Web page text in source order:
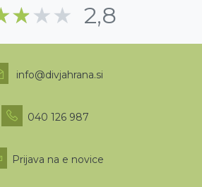
drugih
2,8
info@divjahrana.si
040 126 987
Prijava na e novice